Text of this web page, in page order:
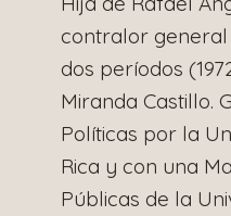
contralor
dos períodos
Miranda Castillo.
Políticas por la
Rica y con una
Públicas de la